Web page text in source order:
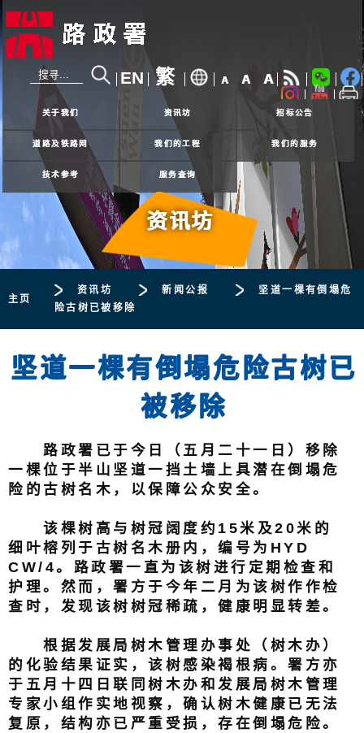
EN 繁 A A A
2926 4111
关于我们 资讯坊 招标公告
道路及铁路网 我们的工程 我们的服务
技术参考 服务查询
主页
资讯坊
资讯坊 新闻公报
坚道一棵有倒塌危
险古树已被移除
坚道一棵有倒塌危险古树已
被移除
路政署已于今日（五月二十一日）移除
一棵位于半山坚道一挡土墙上具潜在倒塌危
险的古树名木，以保障公众安全。
该棵树高与树冠阔度约15米及20米的
细叶榕列于古树名木册内，编号为HYD
CW/4。路政署一直为该树进行定期检查和
护理。然而，署方于今年二月为该树作作检
查时，发现该树树冠稀疏，健康明显转差。
根据发展局树木管理办事处（树木办）
的化验结果证实，该树感染褐根病。署方亦
于五月十四日联同树木办和发展局树木管理
专家小组作实地视察，确认树木健康已无法
复原，结构亦已严重受损，存在倒塌危险。